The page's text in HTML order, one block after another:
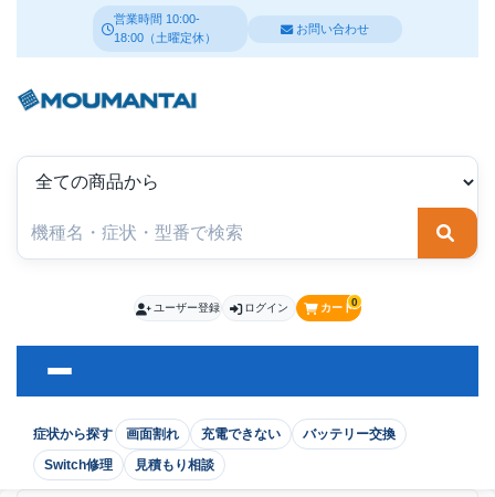
営業時間 10:00-
18:00（土曜定休）
お問い合わせ
検索
症状から探す 画面割れ 充電できない
バッテリー交換
Switch修理
見積もり相談
ユーザー登録 ログイン カート0